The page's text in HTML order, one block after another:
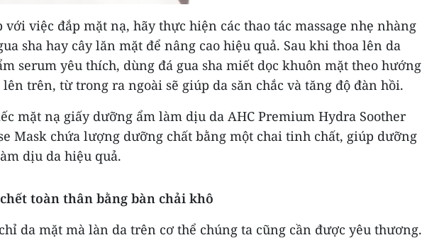
với việc đắp mặt nạ, hãy thực hiện các thao tác massage nhẹ nhàng
sha hay cây lăn mặt để nâng cao hiệu quả. Sau khi thoa lên da
serum yêu thích, dùng đá gua sha miết dọc khuôn mặt theo hướng
trên, từ trong ra ngoài sẽ giúp da săn chắc và tăng độ đàn hồi.
mặt nạ giấy dưỡng ẩm làm dịu da AHC Premium Hydra Soother
Mask chứa lượng dưỡng chất bằng một chai tinh chất, giúp dưỡng
dịu da hiệu quả.
toàn thân bằng bàn chải khô
da mặt mà làn da trên cơ thể chúng ta cũng cần được yêu thương.